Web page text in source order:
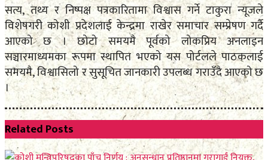
सत्य, तथ्य र निष्पक्ष पत्रकारितामा विश्वास गर्ने टाकुरा न्यूजले
विशेषगरी कोशी प्रदेशलाई केन्द्रमा राखेर समाचार सम्प्रेषण गर्दै
आएको छ । छोटो समयमै पूर्वको लोकप्रिय अनलाइन
सञ्चारमाध्यमका रूपमा स्थापित भएको यस पोर्टलले पाठकलाई
समयमै, विश्वासिलो र सुसूचित जानकारी उपलब्ध गराउँदै आएको छ
।
RelatedPosts